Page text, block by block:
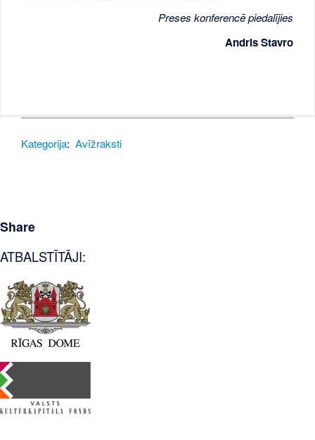
Preses konferencē piedalījies
Andris Stavro
Kategorija: Avīžraksti
Share
ATBALSTĪTĀJI: